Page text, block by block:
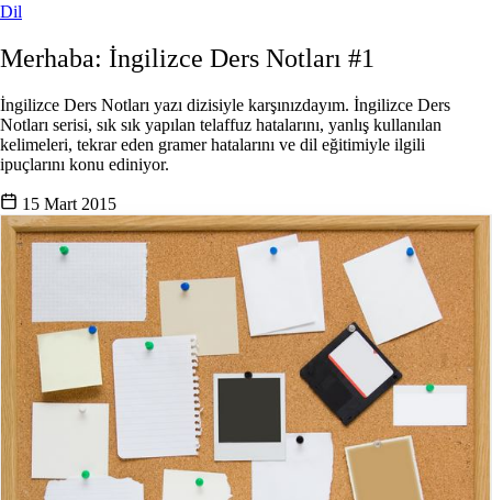
Dil
Merhaba: İngilizce Ders Notları #1
İngilizce Ders Notları yazı dizisiyle karşınızdayım. İngilizce Ders
Notları serisi, sık sık yapılan telaffuz hatalarını, yanlış kullanılan
kelimeleri, tekrar eden gramer hatalarını ve dil eğitimiyle ilgili
ipuçlarını konu ediniyor.
15 Mart 2015